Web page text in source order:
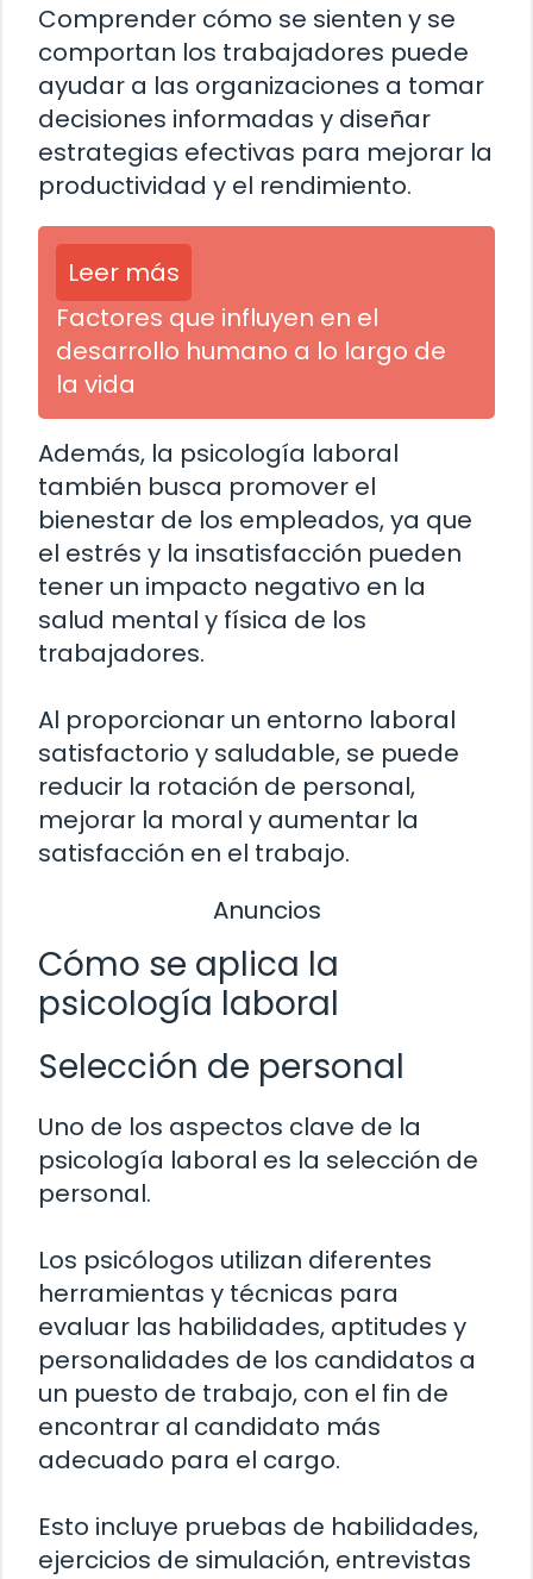
Comprender cómo se sienten y se
comportan los trabajadores puede
ayudar a las organizaciones a tomar
decisiones informadas y diseñar
estrategias efectivas para mejorar la
productividad y el rendimiento.
Leer más
Factores que influyen en el
desarrollo humano a lo largo de
la vida
Además, la psicología laboral
también busca promover el
bienestar de los empleados, ya que
el estrés y la insatisfacción pueden
tener un impacto negativo en la
salud mental y física de los
trabajadores.
Al proporcionar un entorno laboral
satisfactorio y saludable, se puede
reducir la rotación de personal,
mejorar la moral y aumentar la
satisfacción en el trabajo.
Anuncios
Cómo se aplica la
psicología laboral
Selección de personal
Uno de los aspectos clave de la
psicología laboral es la selección de
personal.
Los psicólogos utilizan diferentes
herramientas y técnicas para
evaluar las habilidades, aptitudes y
personalidades de los candidatos a
un puesto de trabajo, con el fin de
encontrar al candidato más
adecuado para el cargo.
Esto incluye pruebas de habilidades,
ejercicios de simulación, entrevistas